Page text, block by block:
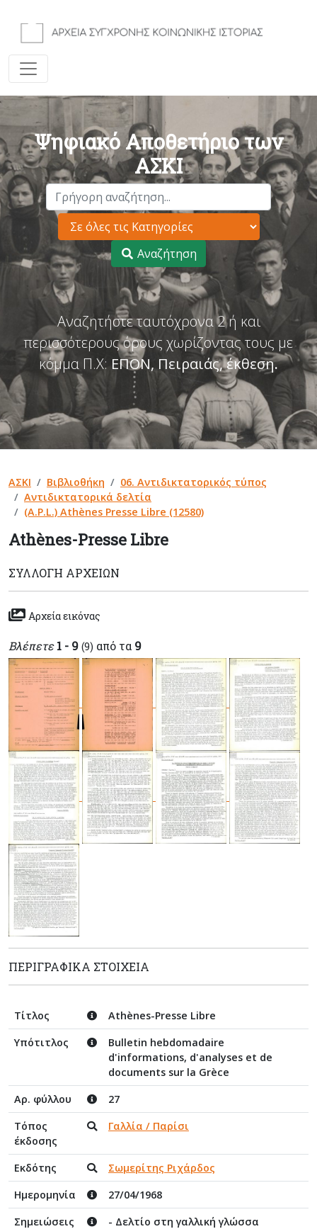
Ψηφιακό Αποθετήριο των
ΑΣΚΙ
Αναζήτηση
Αναζητήστε ταυτόχρονα 2 ή και
περισσότερους όρους χωρίζοντας τους με
κόμμα Π.Χ: ΕΠΟΝ, Πειραιάς, έκθεση.
ΑΣΚΙ Βιβλιοθήκη
06. Αντιδικτατορικός τύπος
Αντιδικτατορικά δελτία
(A.P.L.) Athènes Presse Libre (12580)
Athènes-Presse Libre
ΣΥΛΛΟΓΉ ΑΡΧΕΊΩΝ
Αρχεία εικόνας
Βλέπετε 1 - 9 (9) από τα 9
ΠΕΡΙΓΡΑΦΙΚΆ ΣΤΟΙΧΕΊΑ
Τίτλος
Athènes-Presse Libre
Υπότιτλος
Bulletin hebdomadaire
d'informations, d'analyses et de
documents sur la Grèce
Αρ. φύλλου
27
Τόπος
έκδοσης
Γαλλία / Παρίσι
Εκδότης
Σωμερίτης Ριχάρδος
Ημερομηνία
27/04/1968
Σημειώσεις
- Δελτίο στη γαλλική γλώσσα